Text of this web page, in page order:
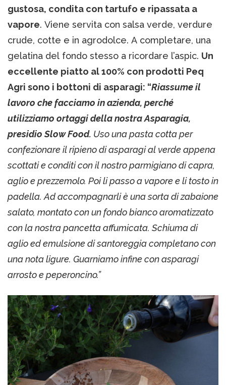
gustosa, condita con tartufo e ripassata a
vapore. Viene servita con salsa verde, verdure
crude, cotte e in agrodolce. A completare, una
gelatina del fondo stesso a ricordare l’aspic. Un
eccellente piatto al 100% con prodotti Peq
Agri sono i bottoni di asparagi: “Riassume il
lavoro che facciamo in azienda, perché
utilizziamo ortaggi della nostra Asparagia,
presidio Slow Food. Uso una pasta cotta per
confezionare il ripieno di asparagi al verde appena
scottati e conditi con il nostro parmigiano di capra,
aglio e prezzemolo. Poi li passo a vapore e li tosto in
padella. Ad accompagnarli è una sorta di zabaione
salato, montato con un fondo bianco aromatizzato
con la nostra pancetta affumicata. Schiuma di
aglio ed emulsione di santoreggia completano con
una nota ligure. Guarniamo infine con asparagi
arrosto e peperoncino.”